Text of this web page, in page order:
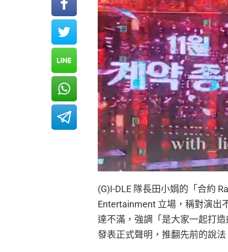
(G)I-DLE 隊長田小娟的「合約
Entertainment 立場，稱對演出
達不滿，強調「是大家一起打
發表正式聲明，推翻先前的說